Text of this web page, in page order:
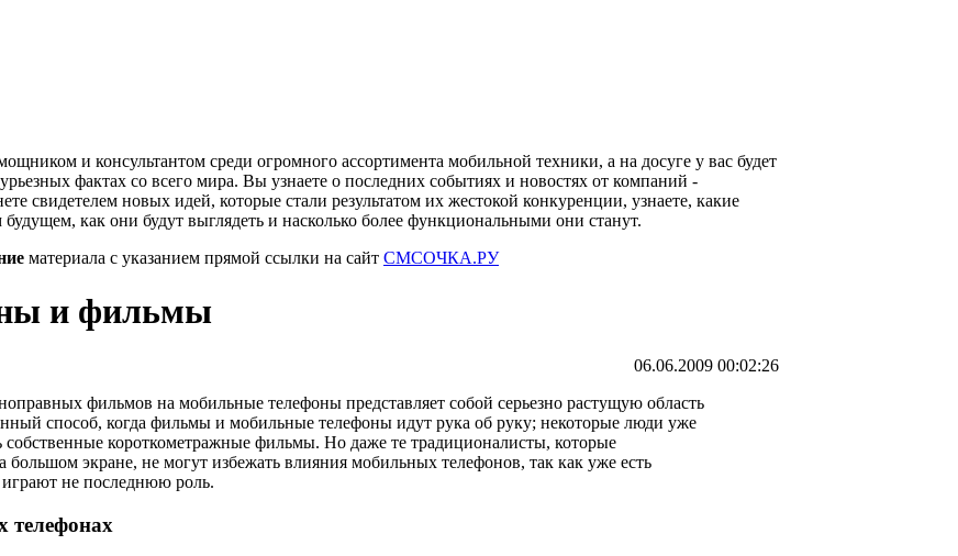
и консультантом среди огромного ассортимента мобильной техники, а на досуге у вас будет
фактах со всего мира. Вы узнаете о последних событиях и новостях от компаний -
свидетелем новых идей, которые стали результатом их жестокой конкуренции, узнаете, какие
как они будут выглядеть и насколько более функциональными они станут.
материала с указанием прямой ссылки на сайт СМСОЧКА.РУ
и фильмы
06.06.2009 00:02:26
фильмов на мобильные телефоны представляет собой серьезно растущую область
способ, когда фильмы и мобильные телефоны идут рука об руку; некоторые люди уже
короткометражные фильмы. Но даже те традиционалисты, которые
экране, не могут избежать влияния мобильных телефонов, так как уже есть
не последнюю роль.